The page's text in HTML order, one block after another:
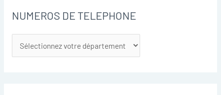
NUMEROS DE TELEPHONE